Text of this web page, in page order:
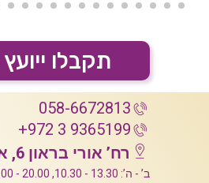
תקבלו
058-6672813
+972 3 9365199
רח’ אורי בראון 6, אריאל (ליד הבנק)
ב’ - ה’: 13.30 - 10.30, 20.00 - 16.00 ו’: 14.00 - 10.00